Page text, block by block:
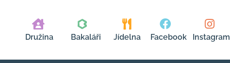
Družina Bakaláři Jídelna Facebook Instagram